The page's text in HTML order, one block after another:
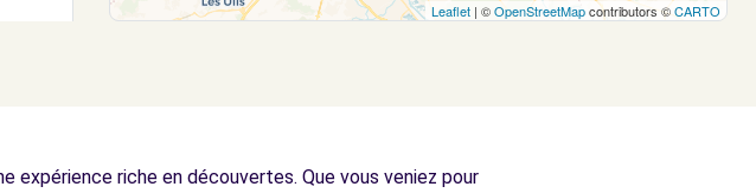
Leaflet | ©OpenStreetMapcontributors ©CARTO
expérience riche en découvertes. Que vous veniez pour